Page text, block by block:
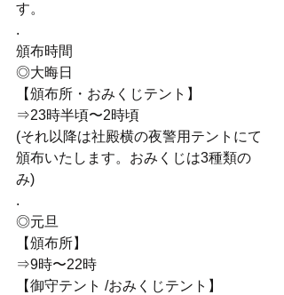
す。
.
頒布時間
◎大晦日
【頒布所・おみくじテント】
⇒23時半頃〜2時頃
(それ以降は社殿横の夜警用テントにて
頒布いたします。おみくじは3種類の
み)
.
◎元旦
【頒布所】
⇒9時〜22時
【御守テント /おみくじテント】